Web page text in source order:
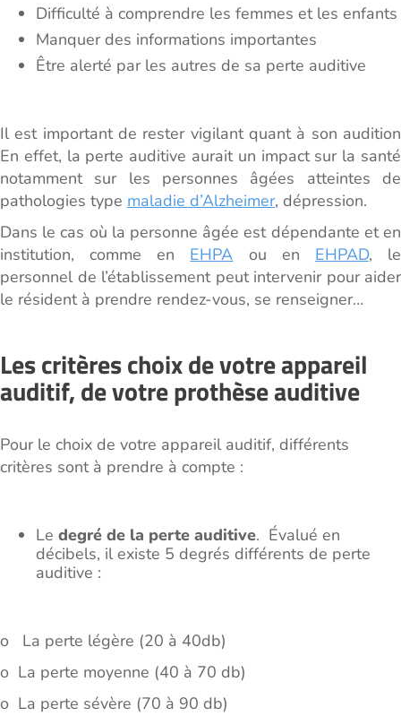
Difficulté à comprendre les femmes et les enfants
Manquer des informations importantes
Être alerté par les autres de sa perte auditive
Il est important de rester vigilant quant à son audition
En effet, la perte auditive aurait un impact sur la santé
notamment sur les personnes âgées atteintes de
pathologies type maladie d’Alzheimer, dépression.
Dans le cas où la personne âgée est dépendante et en
institution, comme en EHPA ou en EHPAD, le
personnel de l’établissement peut intervenir pour aider
le résident à prendre rendez-vous, se renseigner…
Les critères choix de votre appareil
auditif, de votre prothèse auditive
Pour le choix de votre appareil auditif, différents
critères sont à prendre à compte :
Le degré de la perte auditive. Évalué en
décibels, il existe 5 degrés différents de perte
auditive :
o La perte légère (20 à 40db)
o La perte moyenne (40 à 70 db)
o La perte sévère (70 à 90 db)